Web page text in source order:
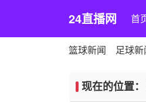
24直播网 首
篮球新闻 足球新
现在的位置：